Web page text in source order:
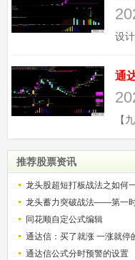
推荐股票资讯
龙头股超短打板战法之如何
解）
龙头蓄力突破战法——第一
的技巧（图解）
同花顺自定公式编辑
通达信：买了就涨 一涨就停
通达信公式分时预警的设置